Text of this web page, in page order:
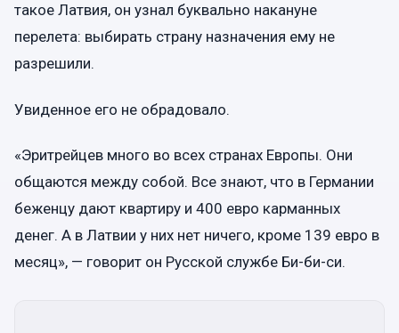
такое Латвия, он узнал буквально накануне
перелета: выбирать страну назначения ему не
разрешили.
Увиденное его не обрадовало.
«Эритрейцев много во всех странах Европы. Они
общаются между собой. Все знают, что в Германии
беженцу дают квартиру и 400 евро карманных
денег. А в Латвии у них нет ничего, кроме 139 евро в
месяц», — говорит он Русской службе Би-би-си.